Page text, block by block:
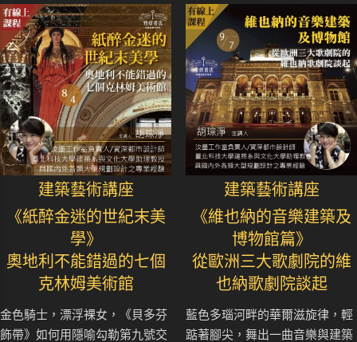
建築藝術講座
《紙醉金迷的世紀末美
學》
奧地利不能錯過的七個
克林姆美術館
金色騎士，漂浮裸女，《貝多芬
飾帶》如何用隱喻勾勒第九號交
建築藝術講座
《維也納的音樂建築及
博物館篇》
從歐洲三大歌劇院的維
也納歌劇院談起
藍色多瑙河畔的華爾滋旋律，輕
踮著腳尖，舞出一曲音樂與建築